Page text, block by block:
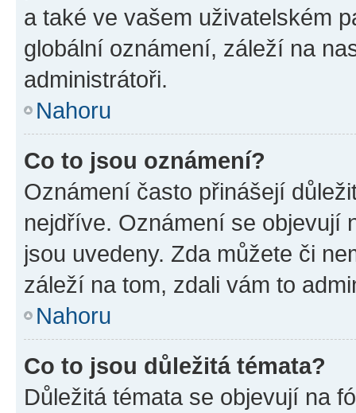
a také ve vašem uživatelském
globální oznámení, záleží na
administrátoři.
Nahoru
Co to jsou oznámení?
Oznámení často přinášejí
nejdříve. Oznámení se objevují
jsou uvedeny. Zda můžete či
záleží na tom, zdali vám to
Nahoru
Co to jsou důležitá témata?
Důležitá témata se objevují na